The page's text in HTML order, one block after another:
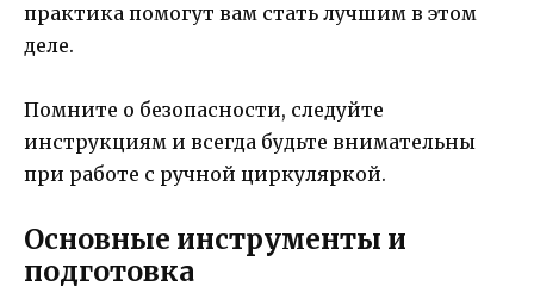
практика помогут вам стать лучшим в этом
деле.
Помните о безопасности, следуйте
инструкциям и всегда будьте внимательны
при работе с ручной циркуляркой.
Основные инструменты и
подготовка